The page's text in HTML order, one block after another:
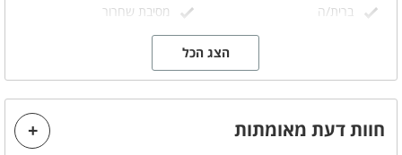
ברית/ה
מסיבת שחרור
ערבי גיבוש
מסיבות הפתעה
מתאים למסיבות
מסיבת רווקים
מסיבת רווקות
חתונות
הצג הכל
חוות דעת מאומתות